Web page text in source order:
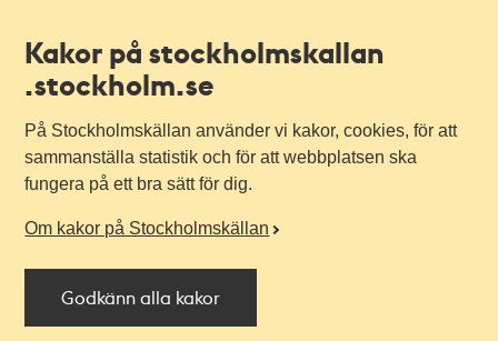
Kakor på stockholmskallan
.stockholm.se
På Stockholmskällan använder vi kakor, cookies, för att
sammanställa statistik och för att webbplatsen ska
fungera på ett bra sätt för dig.
Om kakor på Stockholmskällan
Godkänn alla kakor